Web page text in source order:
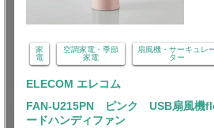
家
電
空調家電・季節
家電
扇風機・サーキュレ
ター
ELECOM エレコム
FAN-U215PN ピンク USB扇風
ードハンディファン